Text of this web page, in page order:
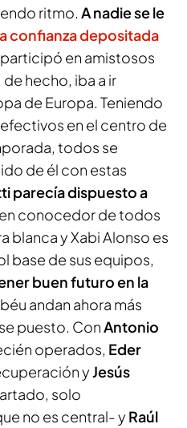
ritmo. A nadie se le
confianza depositada
participó en amistosos
hecho, iba a ir
de Europa. Teniendo
en el centro de
todos se
de él con estas
parecía dispuesto a
conocedor de todos
blanca y Xabi Alonso es
base de sus equipos,
buen futuro en la
andan ahora más
puesto. ConAntonio
operados, Eder
yJesús
solo
no es central- y Raúl